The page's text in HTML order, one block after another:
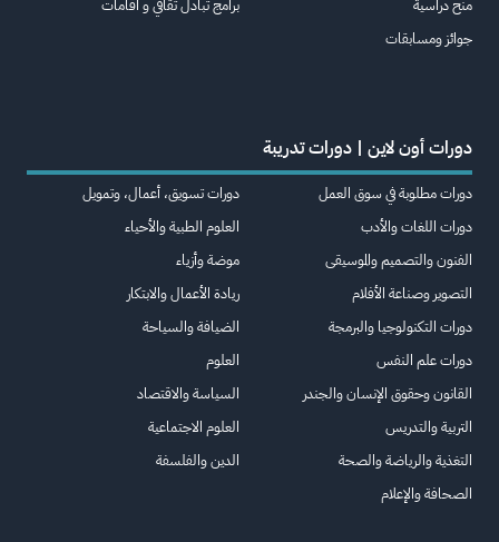
منح دراسية
جوائز ومسابقات
برامج تبادل ثقافي و اقامات
دورات أون لاين | دورات تدريبة
دورات مطلوبة في سوق العمل
دورات اللغات والأدب
الفنون والتصميم والموسيقى
التصوير وصناعة الأفلام
دورات التكنولوجيا والبرمجة
دورات علم النفس
القانون وحقوق الإنسان والجندر
التربية والتدريس
التغذية والرياضة والصحة
الصحافة والإعلام
دورات تسويق، أعمال، وتمويل
العلوم الطبية والأحياء
موضة وأزياء
ريادة الأعمال والابتكار
الضيافة والسياحة
العلوم
السياسة والاقتصاد
العلوم الاجتماعية
الدين والفلسفة